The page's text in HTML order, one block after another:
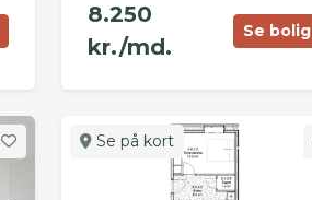
8.250
kr./md.
Se bolig
Se på kort